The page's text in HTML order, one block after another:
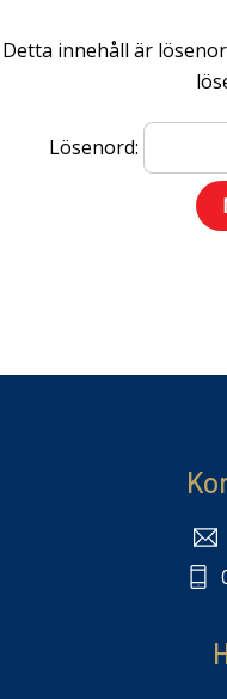
Detta innehåll är
Lösenord: